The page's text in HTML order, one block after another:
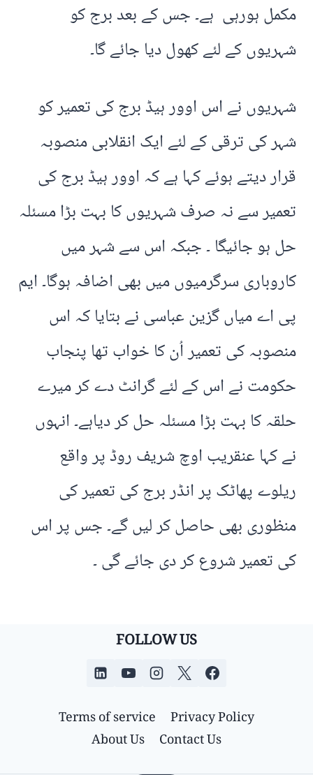
مکمل ہورہی ہے۔ جس کے بعد برج کو
شہریوں کے لئے کھول دیا جائے گا۔
شہریوں نے اس اوور ہیڈ برج کی تعمیر کو
شہر کی ترقی کے لئے ایک انقلابی منصوبہ
قرار دیتے ہوئے کہا ہے کہ اوور ہیڈ برج کی
تعمیر سے نہ صرف شہریوں کا بہت بڑا مسئلہ
حل ہو جائیگا ۔ جبکہ اس سے شہر میں
کاروباری سرگرمیوں میں بھی اضافہ ہوگا۔ ایم
پی اے میاں گزین عباسی نے بتایا کہ اس
منصوبہ کی تعمیر اُن کا خواب تھا پنجاب
حکومت نے اس کے لئے گرانٹ دے کر میرے
حلقہ کا بہت بڑا مسئلہ حل کر دیاہے۔ انہوں
نے کہا عنقریب اوچ شریف روڈ پر واقع
ریلوے پھاٹک پر انڈر برج کی تعمیر کی
منظوری بھی حاصل کر لیں گے۔ جس پر اس
کی تعمیر شروع کر دی جائے گی ۔
FOLLOW US
Privacy Policy
Terms of service
Contact Us
About Us